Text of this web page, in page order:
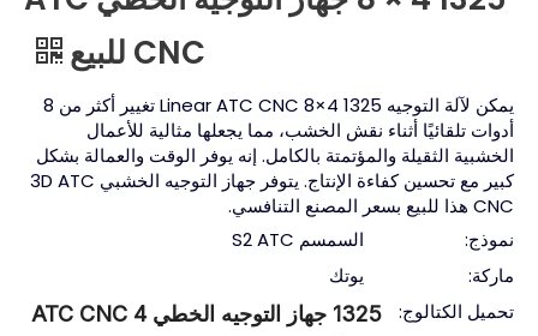
CNC للبيع
يمكن لآلة التوجيه 1325 4×8 Linear ATC CNC تغيير أكثر من 8
أدوات تلقائيًا أثناء نقش الخشب، مما يجعلها مثالية للأعمال
الخشبية الثقيلة والمؤتمتة بالكامل. إنه يوفر الوقت والعمالة بشكل
كبير مع تحسين كفاءة الإنتاج. يتوفر جهاز التوجيه الخشبي 3D ATC
CNC هذا للبيع بسعر المصنع التنافسي.
نموذج:
السمسم S2 ATC
ماركة:
يوتك
تحميل الكتالوج:
1325 جهاز التوجيه الخطي ATC CNC 4